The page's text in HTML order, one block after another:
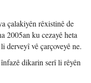
çalakiyên rêxistinê de
2005an ku cezayê heta
derveyî vê çarçoveyê ne.
dikarin serî li rêyên